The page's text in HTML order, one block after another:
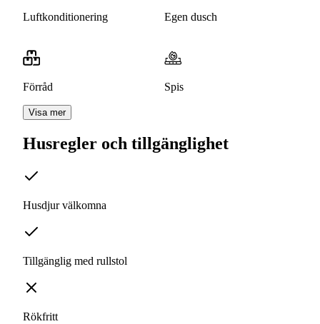
Luftkonditionering Egen dusch
Förråd Spis
Visa mer
Husregler och tillgänglighet
Husdjur välkomna
Tillgänglig med rullstol
Rökfritt